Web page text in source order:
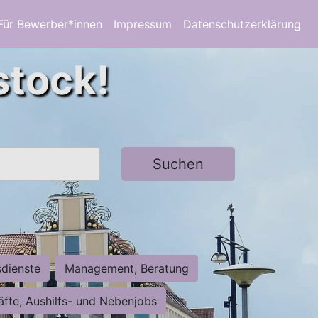
Bewerber*innen Impressum Datenschutzerklärung
Suchen
Management, Beratung
Aushilfs- und Nebenjobs